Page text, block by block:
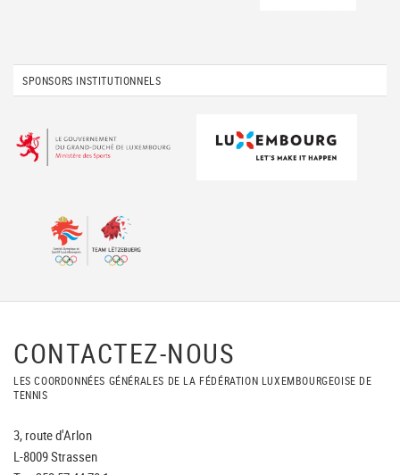
SPONSORS INSTITUTIONNELS
CONTACTEZ-NOUS
LES COORDONNÉES GÉNÉRALES DE LA FÉDÉRATION LUXEMBOURGEOISE DE
TENNIS
3, route d'Arlon
L-8009 Strassen